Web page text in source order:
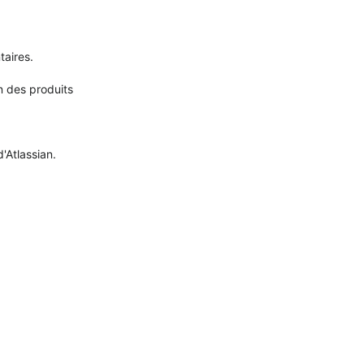
des produits